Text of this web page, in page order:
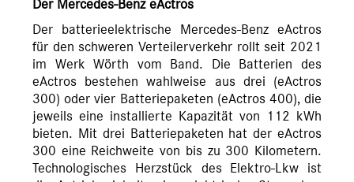
Der Mercedes-Benz eActros
Der batterieelektrische Mercedes-Benz eActros
für den schweren Verteilerverkehr rollt seit 2021
im Werk Wörth vom Band. Die Batterien des
eActros bestehen wahlweise aus drei (eActros
300) oder vier Batteriepaketen (eActros 400), die
jeweils eine installierte Kapazität von 112 kWh
bieten. Mit drei Batteriepaketen hat der eActros
300 eine Reichweite von bis zu 300 Kilometern.
Technologisches Herzstück des Elektro-Lkw ist